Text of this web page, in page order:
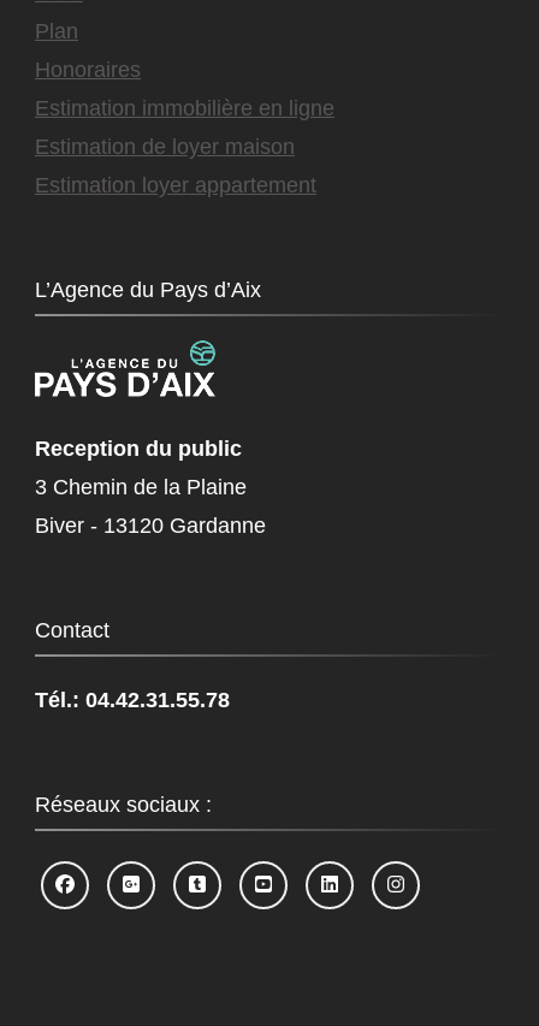
Plan
Honoraires
Estimation immobilière en ligne
Estimation de loyer maison
Estimation loyer appartement
L’Agence du Pays d’Aix
Reception du public
3 Chemin de la Plaine
Biver - 13120 Gardanne
Contact
Tél.: 04.42.31.55.78
Réseaux sociaux :